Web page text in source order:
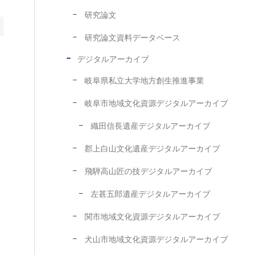
研究論文
研究論文資料データベース
デジタルアーカイブ
岐阜県私立大学地方創生推進事業
岐阜市地域文化資源デジタルアーカイブ
織田信長遺産デジタルアーカイブ
郡上白山文化遺産デジタルアーカイブ
飛騨高山匠の技デジタルアーカイブ
左甚五郎遺産デジタルアーカイブ
関市地域文化資源デジタルアーカイブ
犬山市地域文化資源デジタルアーカイブ